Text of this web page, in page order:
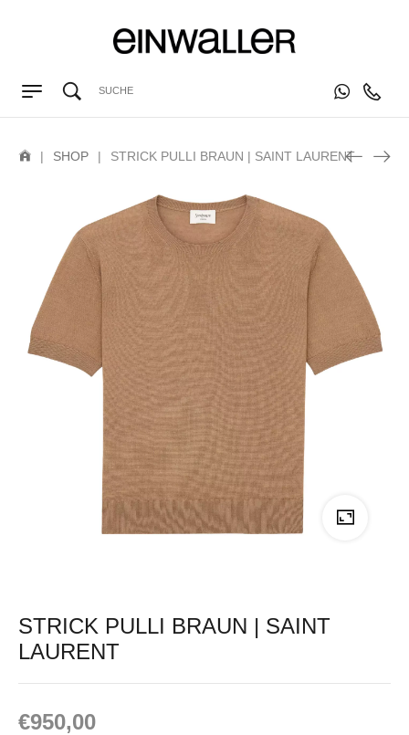
| SHOP | STRICK PULLI BRAUN | SAINT LAURENT
STRICK PULLI BRAUN | SAINT
LAURENT
€950,00